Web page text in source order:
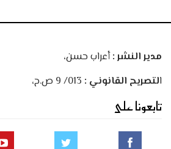
مدير النشر :أعراب حسن،
التصريح القانوني :
تابعونا على